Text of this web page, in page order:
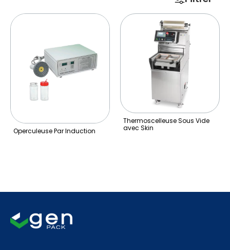
Operculeuse Par Induction
Thermoscelleuse Sous Vide
avec Skin